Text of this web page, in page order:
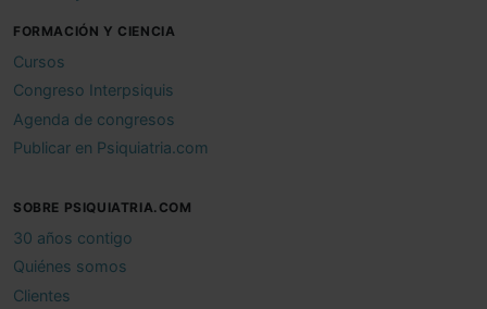
FORMACIÓN Y CIENCIA
Cursos
Congreso Interpsiquis
Agenda de congresos
Publicar en Psiquiatria.com
SOBRE PSIQUIATRIA.COM
30 años contigo
Quiénes somos
Clientes